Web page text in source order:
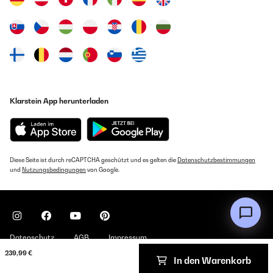
239,99 €
In den Warenkorb
Klarstein App herunterladen
Diese Seite ist durch reCAPTCHA geschützt und es gelten die Datenschutzbestimmungen
und Nutzungsbedingungen von Google.
Datenschutz AGB Impressum
Copyright © 2026 Klarstein. All rights reserved